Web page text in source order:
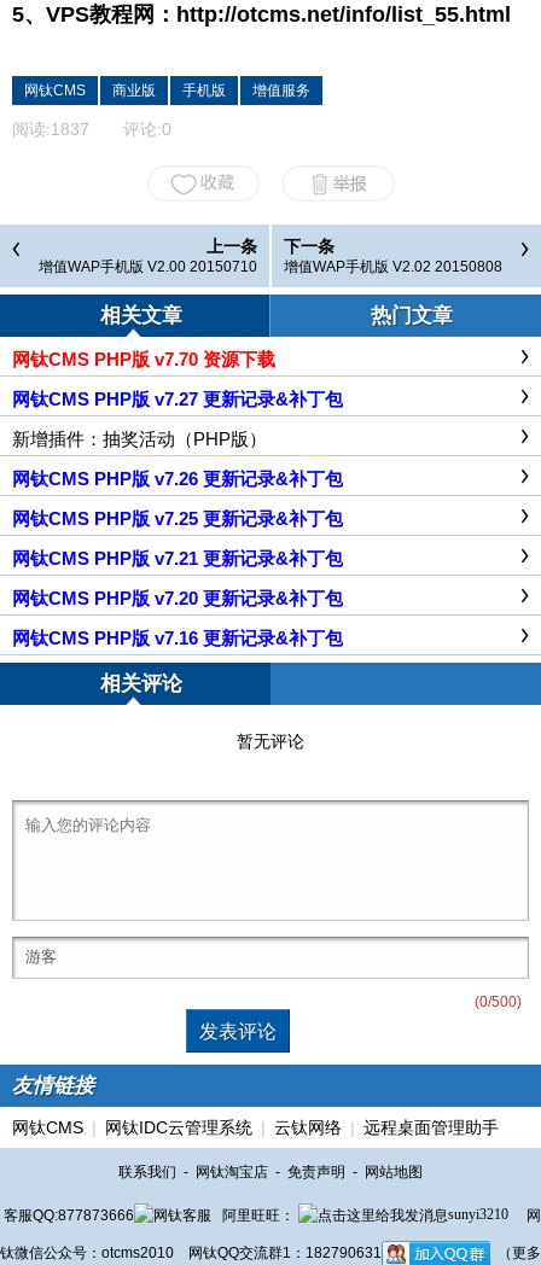
5、VPS教程网： http://otcms.net/info/list_55.html
网钛CMS 商业版 手机版 增值服务
阅读:1837 评论:0
上一条
增值WAP手机版 V2.00 20150710
下一条
增值WAP手机版 V2.02 20150808
相关文章 热门文章
网钛CMS PHP版 v7.70 资源下载
网钛CMS PHP版 v7.27 更新记录&补丁包
新增插件：抽奖活动（PHP版）
网钛CMS PHP版 v7.26 更新记录&补丁包
网钛CMS PHP版 v7.25 更新记录&补丁包
网钛CMS PHP版 v7.21 更新记录&补丁包
网钛CMS PHP版 v7.20 更新记录&补丁包
网钛CMS PHP版 v7.16 更新记录&补丁包
相关评论
暂无评论
(0/500)
友情链接
网钛CMS | 网钛IDC云管理系统 | 云钛网络 | 远程桌面管理助手
联系我们 - 网钛淘宝店 - 免责声明 - 网站地图
客服QQ:877873666 阿里旺旺： sunyi3210 网
钛微信公众号：otcms2010 网钛QQ交流群1：182790631 （更多